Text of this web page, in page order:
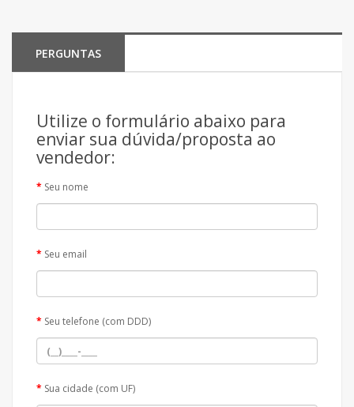
PERGUNTAS
Utilize o formulário abaixo para
enviar sua dúvida/proposta ao
vendedor:
Seu nome
Seu email
Seu telefone (com DDD)
Sua cidade (com UF)